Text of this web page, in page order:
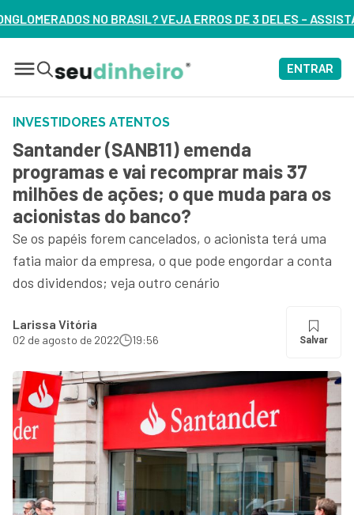
ERROS DE 3 DELES – ASSISTA AGORA
ENTRAR
INVESTIDORES ATENTOS
Santander (SANB11) emenda
programas e vai recomprar mais 37
milhões de ações; o que muda para os
acionistas do banco?
Se os papéis forem cancelados, o acionista terá uma
fatia maior da empresa, o que pode engordar a conta
dos dividendos; veja outro cenário
Larissa Vitória
02 de agosto de 2022 19:56 Salvar